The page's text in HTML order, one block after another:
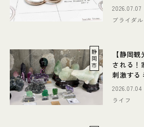
2026.07.07
ブライダ
静
岡
市
【静岡
される！
刺激する
験
2026.07.04
ライフ